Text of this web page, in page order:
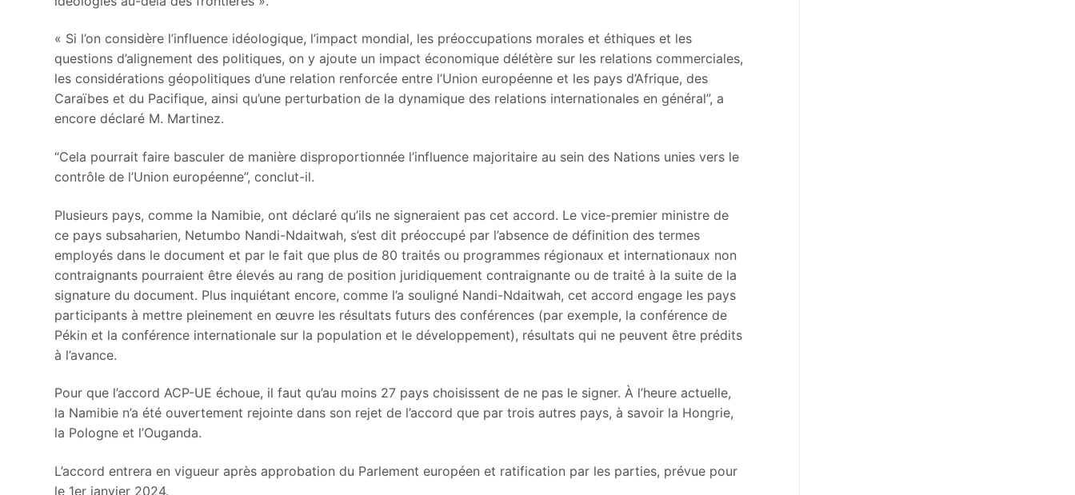
« Si l’on considère l’influence idéologique, l’impact mondial, les préoccupations morales et éthiques et les
questions d’alignement des politiques, on y ajoute un impact économique délétère sur les relations commerciales,
les considérations géopolitiques d’une relation renforcée entre l’Union européenne et les pays d’Afrique, des
Caraïbes et du Pacifique, ainsi qu’une perturbation de la dynamique des relations internationales en général”, a
encore déclaré M. Martinez.
“Cela pourrait faire basculer de manière disproportionnée l’influence majoritaire au sein des Nations unies vers le
contrôle de l’Union européenne”, conclut-il.
Plusieurs pays, comme la Namibie, ont déclaré qu’ils ne signeraient pas cet accord. Le vice-premier ministre de
ce pays subsaharien, Netumbo Nandi-Ndaitwah, s’est dit préoccupé par l’absence de définition des termes
employés dans le document et par le fait que plus de 80 traités ou programmes régionaux et internationaux non
contraignants pourraient être élevés au rang de position juridiquement contraignante ou de traité à la suite de la
signature du document. Plus inquiétant encore, comme l’a souligné Nandi-Ndaitwah, cet accord engage les pays
participants à mettre pleinement en œuvre les résultats futurs des conférences (par exemple, la conférence de
Pékin et la conférence internationale sur la population et le développement), résultats qui ne peuvent être prédits
à l’avance.
Pour que l’accord ACP-UE échoue, il faut qu’au moins 27 pays choisissent de ne pas le signer. À l’heure actuelle,
la Namibie n’a été ouvertement rejointe dans son rejet de l’accord que par trois autres pays, à savoir la Hongrie,
la Pologne et l’Ouganda.
L’accord entrera en vigueur après approbation du Parlement européen et ratification par les parties, prévue pour
le 1er janvier 2024.